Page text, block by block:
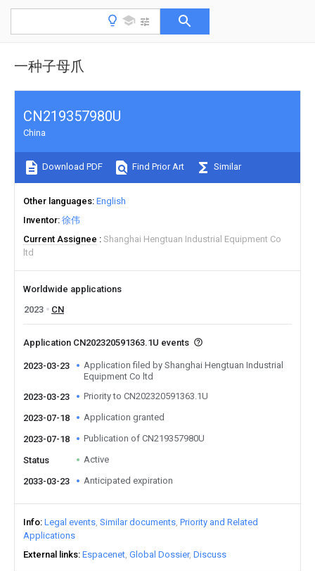
一种子母爪
CN219357980U
China
Download PDF Find Prior Art Similar
Other languages English
Inventor 徐伟
Current Assignee
Shanghai Hengtuan Industrial Equipment Co
ltd
Worldwide applications
2023
CN
Application CN202320591363.1U events
2023-03-23
Application filed by Shanghai Hengtuan Industrial
Equipment Co ltd
2023-03-23
Priority to CN202320591363.1U
2023-07-18 Application granted
2023-07-18 Publication of CN219357980U
Status Active
2033-03-23 Anticipated expiration
Info Legal events Similar documents Priority and Related
Applications
External links Espacenet Global Dossier Discuss